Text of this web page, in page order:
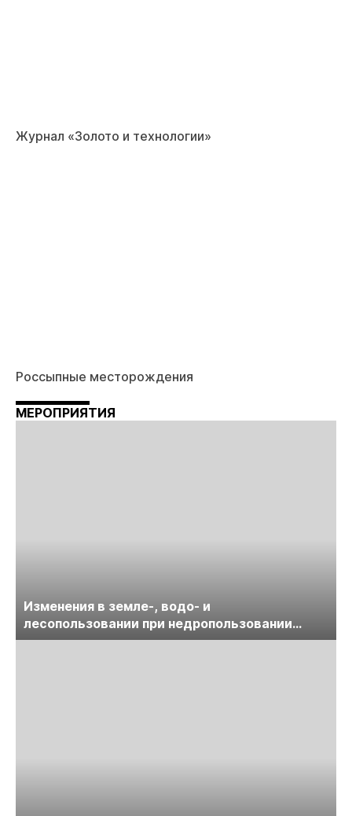
Журнал «Золото и технологии»
Россыпные месторождения
МЕРОПРИЯТИЯ
Изменения в земле-, водо- и
лесопользовании при недропользовании
обсудят на семинаре «ПравоТЭК»